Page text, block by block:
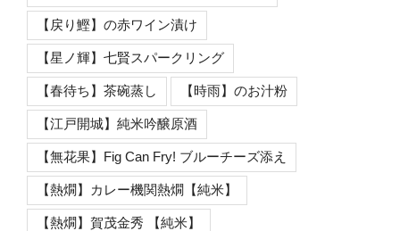
【戻り鰹】の赤ワイン漬け
【星ノ輝】七賢スパークリング
【春待ち】茶碗蒸し 【時雨】のお汁粉
【江戸開城】純米吟醸原酒
【無花果】Fig Can Fry! ブルーチーズ添え
【熱燗】カレー機関熱燗【純米】
【熱燗】賀茂金秀 【純米】